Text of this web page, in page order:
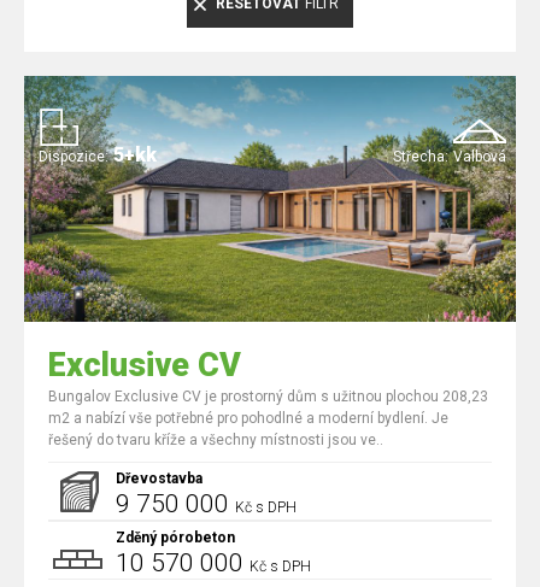
RESETOVAT FILTR
Střecha: Valbová
Dispozice: 5+kk
Exclusive CV
Bungalov Exclusive CV je prostorný dům s užitnou plochou 208,23
m2 a nabízí vše potřebné pro pohodlné a moderní bydlení. Je
řešený do tvaru kříže a všechny místnosti jsou ve..
Dřevostavba
9 750 000 Kč s DPH
Zděný pórobeton
10 570 000 Kč s DPH